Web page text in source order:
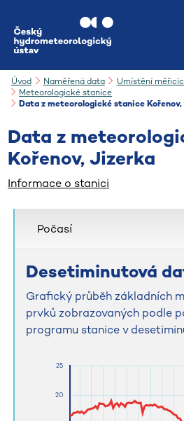
Úvod Naměřená data
Umístění
Meteorologické stanice
Data z meteorologické stanice
Data z
Kořenov, Jizerka
Informace o stanici
Počasí
Desetiminutová
Grafický průběh základních
prvků zobrazovaných podle
programu stanice v